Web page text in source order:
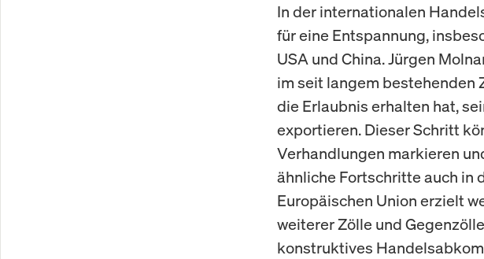
In der internationalen
für eine Entspannung,
USA und China. Jürgen
im seit langem bestehenden
die Erlaubnis erhalten hat,
exportieren. Dieser Schritt
Verhandlungen markieren
ähnliche Fortschritte auch in
Europäischen Union erzielt
weiterer Zölle und
konstruktives